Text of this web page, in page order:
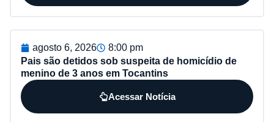
agosto 6, 2026
8:00 pm
Pais são detidos sob suspeita de homicídio de
menino de 3 anos em Tocantins
Acessar Notícia